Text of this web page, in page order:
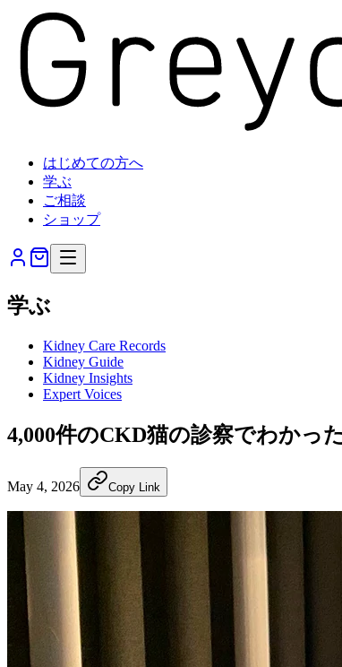
はじめての方へ
学ぶ
ご相談
ショップ
学ぶ
Kidney Care Records
Kidney Guide
Kidney Insights
Expert Voices
4,000件のCKD猫の診察でわかっ
May 4, 2026 Copy Link